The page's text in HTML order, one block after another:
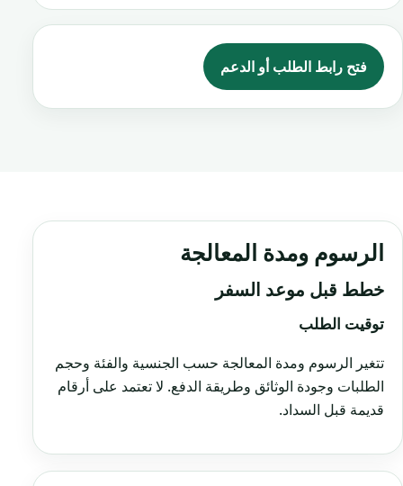
فتح رابط الطلب أو الدعم
الرسوم ومدة المعالجة
خطط قبل موعد السفر
توقيت الطلب
تتغير الرسوم ومدة المعالجة حسب الجنسية والفئة وحجم
الطلبات وجودة الوثائق وطريقة الدفع. لا تعتمد على أرقام
قديمة قبل السداد.